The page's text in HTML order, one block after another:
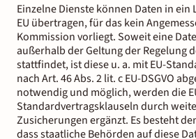
Einzelne Dienste können Daten in
EU übertragen, für das kein
Kommission vorliegt. Soweit eine
außerhalb der Geltung der Regelung
stattfindet, ist diese u. a. mit EU-
nach Art. 46 Abs. 2 lit. c EU-DSGVO
notwendig und möglich, werden die
Standardvertragsklauseln durch
Zusicherungen ergänzt. Es besteht
dass staatliche Behörden auf diese